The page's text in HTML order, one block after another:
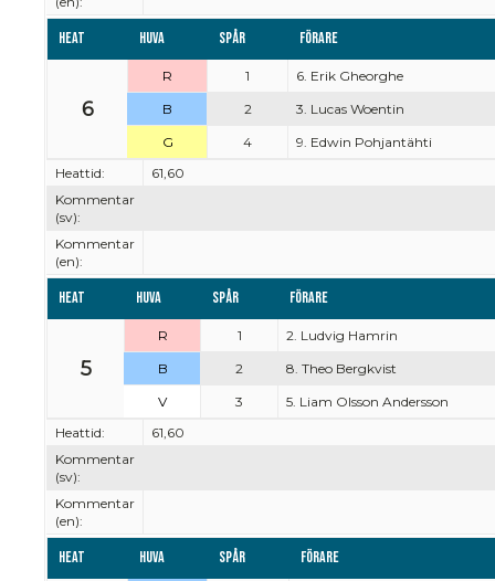
Heat Huva Spår Förare
6
R 1
6. Erik Gheorghe
B
2
3. Lucas Woentin
G
4
9. Edwin Pohjantähti
Heattid:
61,60
Kommentar
(sv):
Kommentar
(en):
Heat Huva Spår Förare
5
R 1
2. Ludvig Hamrin
B
2
8. Theo Bergkvist
V
3
5. Liam Olsson Andersson
Heattid:
61,60
Kommentar
(sv):
Kommentar
(en):
Heat Huva Spår Förare